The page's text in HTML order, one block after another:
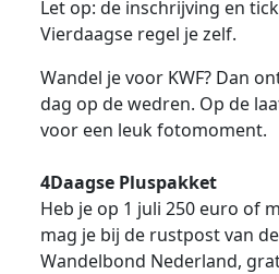
Let op: de inschrijving en
Vierdaagse regel je zelf.
Wandel je voor KWF? Dan
dag op de wedren. Op de
voor een leuk fotomoment.
4Daagse Pluspakket
Heb je op 1 juli 250 euro of
mag je bij de rustpost van
Wandelbond Nederland,